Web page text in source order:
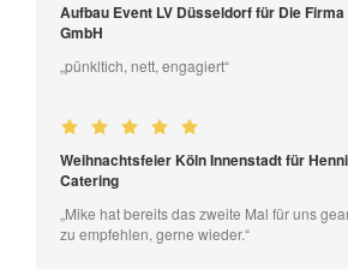
Aufbau Event LV Düsseldorf für Die Firma
GmbH
„pünkltich, nett, engagiert“
Weihnachtsfeier Köln Innenstadt für
Catering
„Mike hat bereits das zweite Mal für uns
zu empfehlen, gerne wieder.“